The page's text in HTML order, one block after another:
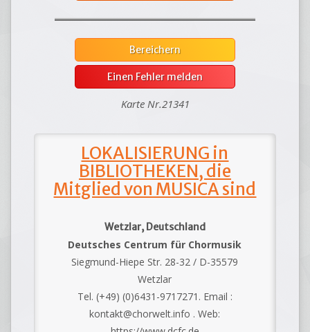
Bereichern
Einen Fehler melden
Karte Nr.21341
LOKALISIERUNG in
BIBLIOTHEKEN, die
Mitglied von MUSICA sind
Wetzlar, Deutschland
Deutsches Centrum für Chormusik
Siegmund-Hiepe Str. 28-32 / D-35579
Wetzlar
Tel. (+49) (0)6431-9717271. Email :
kontakt@chorwelt.info . Web: